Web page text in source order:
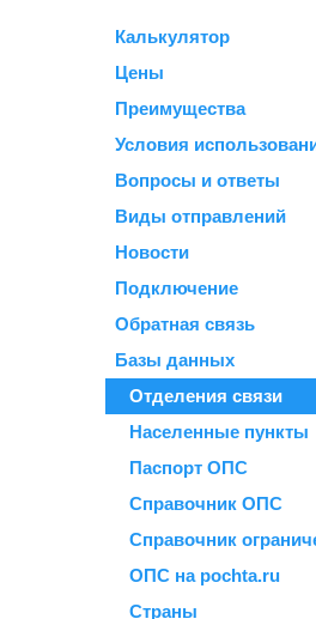
Калькулятор
Цены
Преимущества
Условия
Вопросы и ответы
Виды отправлений
Новости
Подключение
Обратная связь
Базы данных
Отделения связи
Населенные пункты
Паспорт ОПС
Справочник ОПС
Справочник
ОПС на pochta.ru
Страны